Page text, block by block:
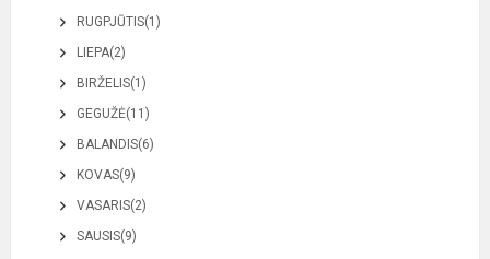
RUGPJŪTIS(1)
LIEPA(2)
BIRŽELIS(1)
GEGUŽĖ(11)
BALANDIS(6)
KOVAS(9)
VASARIS(2)
SAUSIS(9)